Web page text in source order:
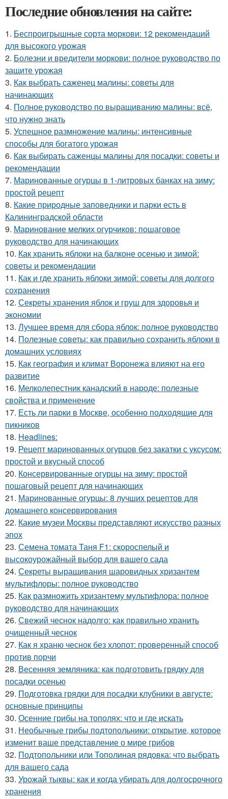
Последние обновления на сайте:
1. Беспроигрышные сорта моркови: 12 рекомендаций
для высокого урожая
2. Болезни и вредители моркови: полное руководство по
защите урожая
3. Как выбрать саженец малины: советы для
начинающих
4. Полное руководство по выращиванию малины: всё,
что нужно знать
5. Успешное размножение малины: интенсивные
способы для богатого урожая
6. Как выбирать саженцы малины для посадки: советы и
рекомендации
7. Маринованные огурцы в 1-литровых банках на зиму:
простой рецепт
8. Какие природные заповедники и парки есть в
Калининградской области
9. Маринование мелких огурчиков: пошаговое
руководство для начинающих
10. Как хранить яблоки на балконе осенью и зимой:
советы и рекомендации
11. Как и где хранить яблоки зимой: советы для долгого
сохранения
12. Секреты хранения яблок и груш для здоровья и
экономии
13. Лучшее время для сбора яблок: полное руководство
14. Полезные советы: как правильно сохранить яблоки в
домашних условиях
15. Как география и климат Воронежа влияют на его
развитие
16. Мелколепестник канадский в народе: полезные
свойства и применение
17. Есть ли парки в Москве, особенно подходящие для
пикников
18. Headlines:
19. Рецепт маринованных огурцов без закатки с уксусом:
простой и вкусный способ
20. Консервированные огурцы на зиму: простой
пошаговый рецепт для начинающих
21. Маринованные огурцы: 8 лучших рецептов для
домашнего консервирования
22. Какие музеи Москвы представляют искусство разных
эпох
23. Семена томата Таня F1: скороспелый и
высокоурожайный выбор для вашего сада
24. Секреты выращивания шаровидных хризантем
мультифлоры: полное руководство
25. Как размножить хризантему мультифлора: полное
руководство для начинающих
26. Свежий чеснок надолго: как правильно хранить
очищенный чеснок
27. Как я храню чеснок без хлопот: проверенный способ
против порчи
28. Весенняя земляника: как подготовить грядку для
посадки осенью
29. Подготовка грядки для посадки клубники в августе:
основные принципы
30. Осенние грибы на тополях: что и где искать
31. Необычные грибы подтопольники: открытие, которое
изменит ваше представление о мире грибов
32. Подтопольники или Тополиная рядовка: что выбрать
для вашего сада
33. Урожай тыквы: как и когда убирать для долгосрочного
хранения